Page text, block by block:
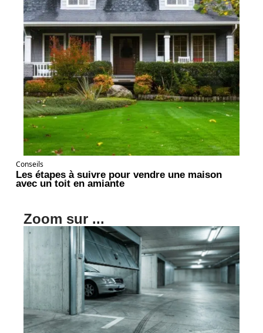
Conseils
Les étapes à suivre pour vendre une maison
avec un toit en amiante
Zoom sur ...